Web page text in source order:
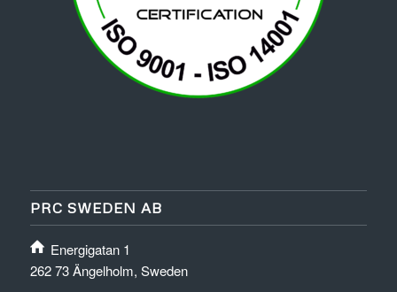
PRC SWEDEN AB
Energigatan 1
262 73 Ängelholm, Sweden